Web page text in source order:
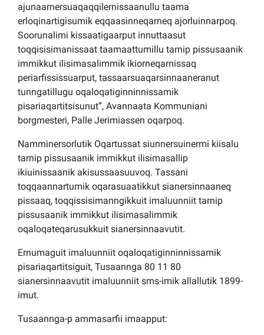
ajunaarnersuaqaqqilernissaanullu taama
erloqinartigisumik eqqaasinneqarneq ajorluinnarpoq.
Soorunalimi kissaatigaarput innuttaasut
toqqisisimanissaat taamaattumillu tarnip pissusaanik
immikkut ilisimasalimmik ikiorneqarnissaq
periarfississuarput, tassaarsuaqarsinnaaneranut
tunngatillugu oqaloqatiginninnissamik
pisariaqartitsisunut”, Avannaata Kommuniani
borgmesteri, Palle Jerimiassen oqarpoq.
Namminersorlutik Oqartussat siunnersuinermi kiisalu
tarnip pissusaanik immikkut ilisimasallip
ikiuinissaanik akisussaasuuvoq. Tassani
toqqaannartumik oqarasuaatikkut sianersinnaaneq
pissaaq, toqqissisimanngikkuit imaluunniit tarnip
pissusaanik immikkut ilisimasalimmik
oqaloqateqarusukkuit sianersinnaavutit.
Ernumaguit imaluunniit oqaloqatiginninnissamik
pisariaqartitsiguit, Tusaannga 80 11 80
sianersinnaavutit imaluunniit sms-imik allallutik 1899-
imut.
Tusaannga-p ammasarfii imaapput: